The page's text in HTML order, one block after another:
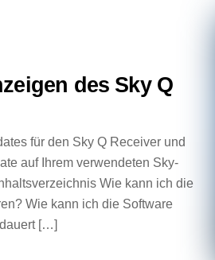
des Sky Q
für den Sky Q Receiver und
auf Ihrem verwendeten Sky-
Wie kann ich die
Wie kann ich die Software
[…]